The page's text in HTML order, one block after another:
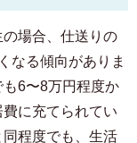
場合、仕送りの
なる傾向がありま
6〜8万円程度か
に充てられてい
程度でも、生活